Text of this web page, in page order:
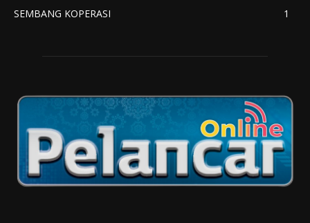
SEMBANG KOPERASI
1